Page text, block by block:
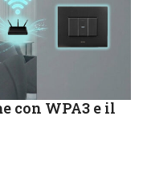
con WPA3 e il